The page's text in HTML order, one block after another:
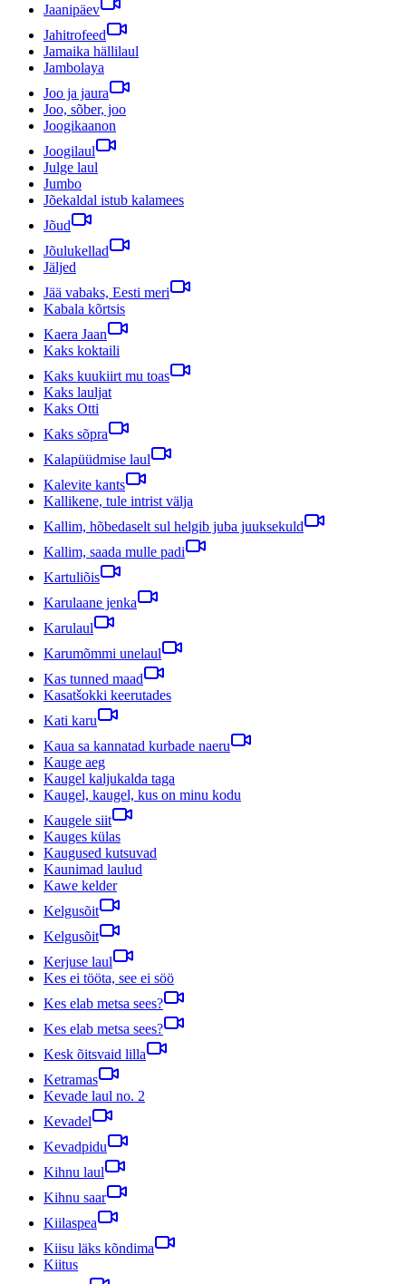
Jaanipäev
Jahitrofeed
Jamaika hällilaul
Jambolaya
Joo ja jaura
Joo, sõber, joo
Joogikaanon
Joogilaul
Julge laul
Jumbo
Jõekaldal istub kalamees
Jõud
Jõulukellad
Jäljed
Jää vabaks, Eesti meri
Kabala kõrtsis
Kaera Jaan
Kaks koktaili
Kaks kuukiirt mu toas
Kaks lauljat
Kaks Otti
Kaks sõpra
Kalapüüdmise laul
Kalevite kants
Kallikene, tule intrist välja
Kallim, hõbedaselt sul helgib juba juuksekuld
Kallim, saada mulle padi
Kartuliõis
Karulaane jenka
Karulaul
Karumõmmi unelaul
Kas tunned maad
Kasatšokki keerutades
Kati karu
Kaua sa kannatad kurbade naeru
Kauge aeg
Kaugel kaljukalda taga
Kaugel, kaugel, kus on minu kodu
Kaugele siit
Kauges külas
Kaugused kutsuvad
Kaunimad laulud
Kawe kelder
Kelgusõit
Kelgusõit
Kerjuse laul
Kes ei tööta, see ei söö
Kes elab metsa sees?
Kes elab metsa sees?
Kesk õitsvaid lilla
Ketramas
Kevade laul no. 2
Kevadel
Kevadpidu
Kihnu laul
Kihnu saar
Kiilaspea
Kiisu läks kõndima
Kiitus